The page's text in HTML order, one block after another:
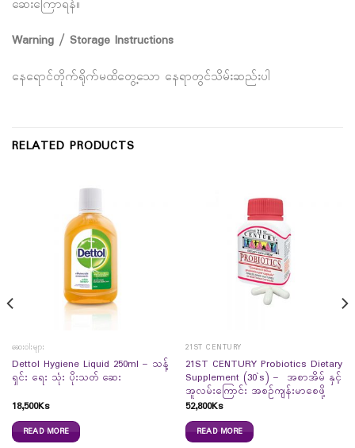
ဆေးကြောရန်။
Warning / Storage Instructions
နေရောင်တိုက်ရိုက်မထိတွေ့သော နေရာတွင်သိမ်းဆည်းပါ
RELATED PRODUCTS
ဆေးဝါးများ
Dettol Hygiene Liquid 250ml – သန့်
ရှင်း ရေး သုံး ပိုးသတ် ဆေး
18,500Ks
READ MORE
21ST CENTURY
21ST CENTURY Probiotics Dietary
Supplement (30`s) – အစာအိမ် နှင့်
အူလမ်းကြောင်း အစဉ်ကျန်းမာစေဖို့
52,800Ks
READ MORE